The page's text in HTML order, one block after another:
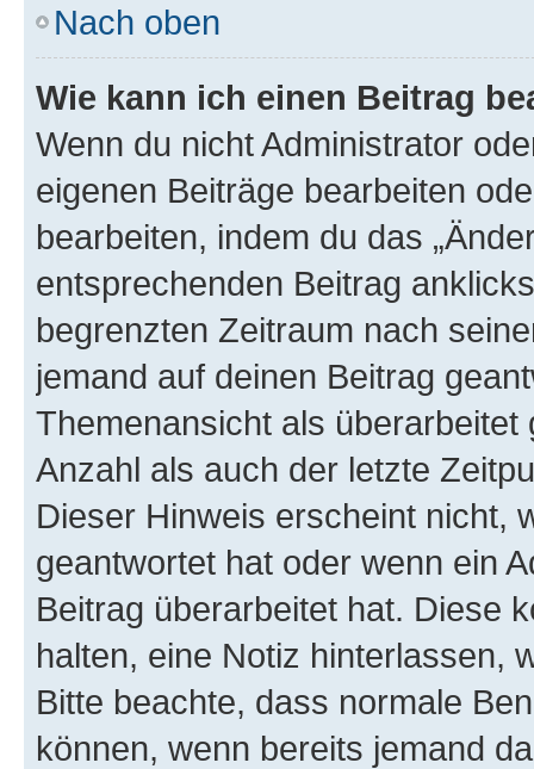
Nach oben
Wie kann ich einen Beitrag
Wenn du nicht Administrator
eigenen Beiträge bearbeiten
bearbeiten, indem du das
entsprechenden Beitrag
begrenzten Zeitraum nach
jemand auf deinen Beitrag
Themenansicht als
Anzahl als auch der letzte
Dieser Hinweis erscheint nicht,
geantwortet hat oder wenn ein
Beitrag überarbeitet hat. Diese
halten, eine Notiz hinterlassen,
Bitte beachte, dass normale
können, wenn bereits jemand